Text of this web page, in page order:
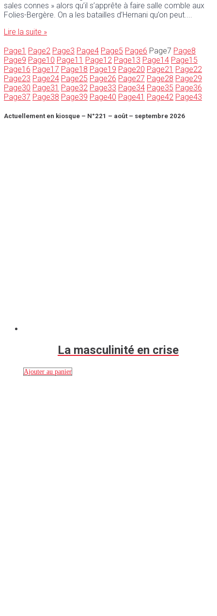
sales connes » alors qu’il s’apprête à faire salle comble aux
Folies-Bergère. On a les batailles d’Hernani qu’on peut.
Lire la suite »
Page1 Page2 Page3 Page4 Page5 Page6 Page7 Page8
Page9 Page10 Page11 Page12 Page13 Page14 Page15
Page16 Page17 Page18 Page19 Page20 Page21 Page22
Page23 Page24 Page25 Page26 Page27 Page28 Page29
Page30 Page31 Page32 Page33 Page34 Page35 Page36
Page37 Page38 Page39 Page40 Page41 Page42 Page43
Actuellement en kiosque – N°221 – août – septembre 2026
La masculinité en crise
Ajouter au panier